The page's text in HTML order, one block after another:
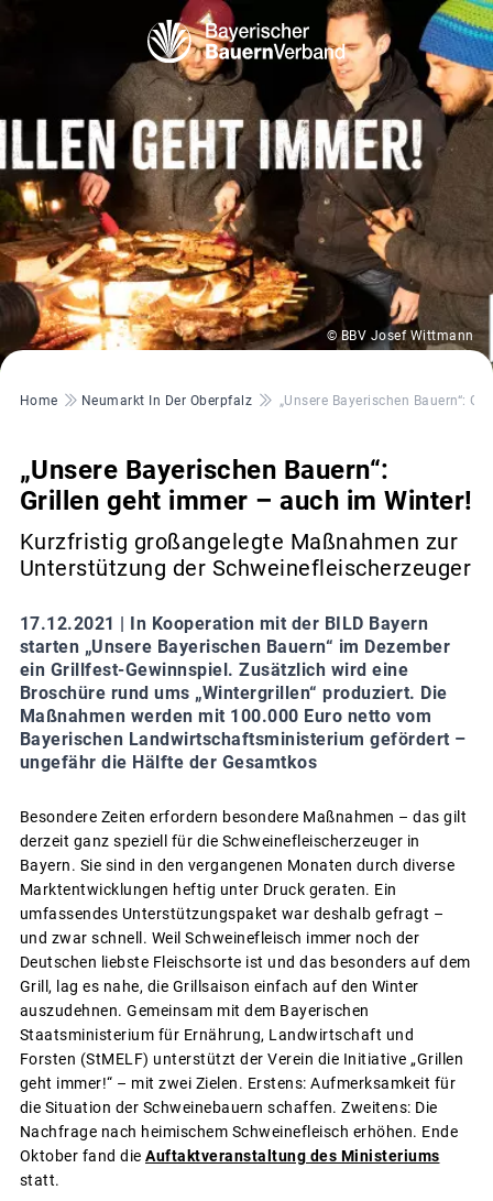
© BBV Josef Wittmann
Pfadnavigation
Home Neumarkt In Der Oberpfalz „Unsere Bayerischen Bauern“:
„Unsere Bayerischen Bauern“:
Grillen geht immer – auch im Winter!
Kurzfristig großangelegte Maßnahmen zur
Unterstützung der Schweinefleischerzeuger
17.12.2021 | In Kooperation mit der BILD Bayern
starten „Unsere Bayerischen Bauern“ im Dezember
ein Grillfest-Gewinnspiel. Zusätzlich wird eine
Broschüre rund ums „Wintergrillen“ produziert. Die
Maßnahmen werden mit 100.000 Euro netto vom
Bayerischen Landwirtschaftsministerium gefördert –
ungefähr die Hälfte der Gesamtkos
Besondere Zeiten erfordern besondere Maßnahmen – das gilt
derzeit ganz speziell für die Schweinefleischerzeuger in
Bayern. Sie sind in den vergangenen Monaten durch diverse
Marktentwicklungen heftig unter Druck geraten. Ein
umfassendes Unterstützungspaket war deshalb gefragt –
und zwar schnell. Weil Schweinefleisch immer noch der
Deutschen liebste Fleischsorte ist und das besonders auf dem
Grill, lag es nahe, die Grillsaison einfach auf den Winter
auszudehnen. Gemeinsam mit dem Bayerischen
Staatsministerium für Ernährung, Landwirtschaft und
Forsten (StMELF) unterstützt der Verein die Initiative „Grillen
geht immer!“ – mit zwei Zielen. Erstens: Aufmerksamkeit für
die Situation der Schweinebauern schaffen. Zweitens: Die
Nachfrage nach heimischem Schweinefleisch erhöhen. Ende
Oktober fand die Auftaktveranstaltung des Ministeriums
statt.